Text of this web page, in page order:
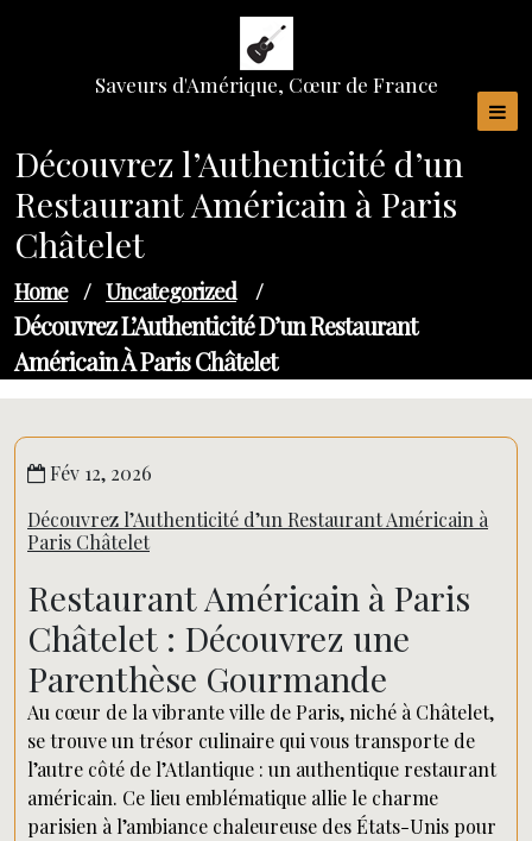
Saveurs d'Amérique, Cœur de France
Découvrez l’Authenticité d’un
Restaurant Américain à Paris
Châtelet
Home / Uncategorized /
Découvrez L’Authenticité D’un Restaurant
Américain À Paris Châtelet
Fév 12, 2026
Découvrez l’Authenticité d’un Restaurant Américain à
Paris Châtelet
Restaurant Américain à Paris
Châtelet : Découvrez une
Parenthèse Gourmande
Au cœur de la vibrante ville de Paris, niché à Châtelet,
se trouve un trésor culinaire qui vous transporte de
l’autre côté de l’Atlantique : un authentique restaurant
américain. Ce lieu emblématique allie le charme
parisien à l’ambiance chaleureuse des États-Unis pour